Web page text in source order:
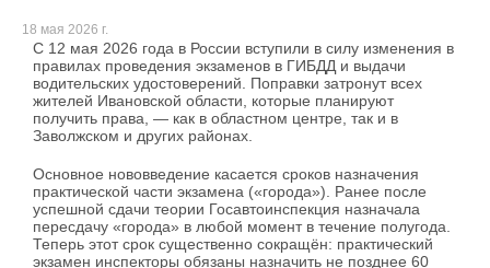
18 мая 2026 г.
С 12 мая 2026 года в России вступили в силу изменения в
правилах проведения экзаменов в ГИБДД и выдачи
водительских удостоверений. Поправки затронут всех
жителей Ивановской области, которые планируют
получить права, — как в областном центре, так и в
Заволжском и других районах.
Основное нововведение касается сроков назначения
практической части экзамена («города»). Ранее после
успешной сдачи теории Госавтоинспекция назначала
пересдачу «города» в любой момент в течение полугода.
Теперь этот срок существенно сокращён: практический
экзамен инспекторы обязаны назначить не позднее 60